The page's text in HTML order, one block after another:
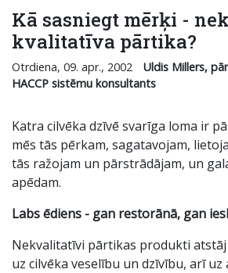
Kā sasniegt mērķi -
kvalitatīva pārtika?
Otrdiena, 09. apr., 2002
Uldis Millers,
HACCP sistēmu konsultants
Katra cilvēka dzīvē svarīga loma ir
mēs tās pērkam, sagatavojam,
tās ražojam un pārstrādājam, un
apēdam.
Labs ēdiens - gan restorānā, gan
Nekvalitatīvi pārtikas produkti
uz cilvēka veselību un dzīvību, arī